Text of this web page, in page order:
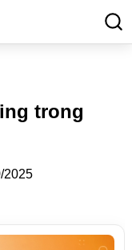
trong
2025